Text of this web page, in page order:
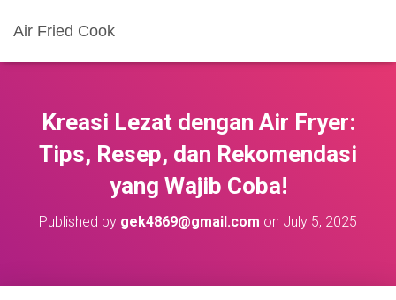
Air Fried Cook
Kreasi Lezat dengan Air Fryer:
Tips, Resep, dan Rekomendasi
yang Wajib Coba!
Published by gek4869@gmail.com on July 5, 2025